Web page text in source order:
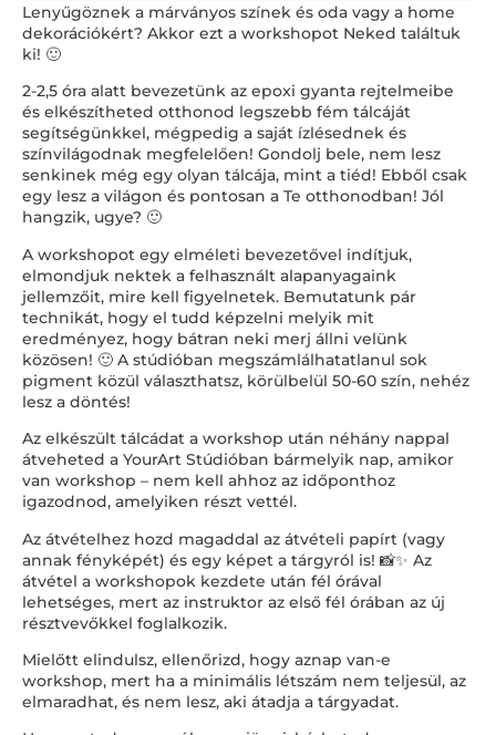
Lenyűgöznek a márványos színek és oda vagy a home
dekorációkért? Akkor ezt a workshopot Neked találtuk
ki! 🙂
2-2,5 óra alatt bevezetünk az epoxi gyanta rejtelmeibe
és elkészítheted otthonod legszebb fém tálcáját
segítségünkkel, mégpedig a saját ízlésednek és
színvilágodnak megfelelően! Gondolj bele, nem lesz
senkinek még egy olyan tálcája, mint a tiéd! Ebből csak
egy lesz a világon és pontosan a Te otthonodban! Jól
hangzik, ugye? 🙂
A workshopot egy elméleti bevezetővel indítjuk,
elmondjuk nektek a felhasznált alapanyagaink
jellemzőit, mire kell figyelnetek. Bemutatunk pár
technikát, hogy el tudd képzelni melyik mit
eredményez, hogy bátran neki merj állni velünk
közösen! 🙂 A stúdióban megszámlálhatatlanul sok
pigment közül választhatsz, körülbelül 50-60 szín, nehéz
lesz a döntés!
Az elkészült tálcádat a workshop után néhány nappal
átveheted a YourArt Stúdióban bármelyik nap, amikor
van workshop – nem kell ahhoz az időponthoz
igazodnod, amelyiken részt vettél.
Az átvételhez hozd magaddal az átvételi papírt (vagy
annak fényképét) és egy képet a tárgyról is! 📸✨ Az
átvétel a workshopok kezdete után fél órával
lehetséges, mert az instruktor az első fél órában az új
résztvevőkkel foglalkozik.
Mielőtt elindulsz, ellenőrizd, hogy aznap van-e
workshop, mert ha a minimális létszám nem teljesül, az
elmaradhat, és nem lesz, aki átadja a tárgyadat.